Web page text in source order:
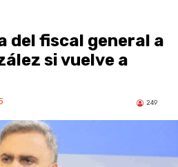
del fiscal general a
si vuelve a
249